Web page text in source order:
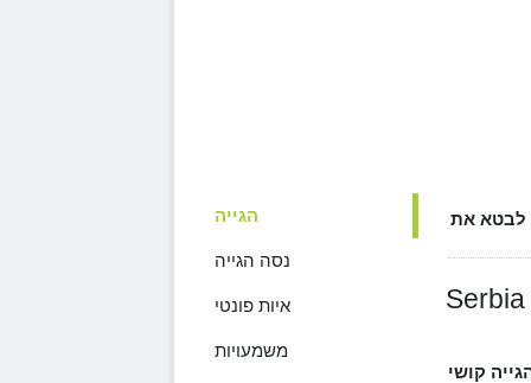
הגייה
נסה הגייה
איות פונטי
משמעויות
Serbia
קושי